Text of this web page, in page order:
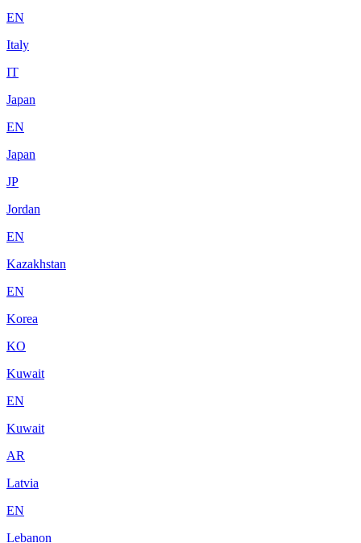
EN
Italy
IT
Japan
EN
Japan
JP
Jordan
EN
Kazakhstan
EN
Korea
KO
Kuwait
EN
Kuwait
AR
Latvia
EN
Lebanon